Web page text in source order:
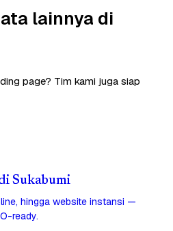
lainnya di
page? Tim kami juga siap
Sukabumi
hingga website instansi —
ready.